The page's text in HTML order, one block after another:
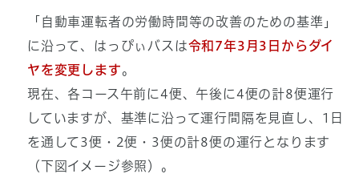
「自動車運転者の労働時間等の改善のための基準」
に沿って、はっぴぃバスは令和7年3月3日からダイ
ヤを変更します。
現在、各コース午前に4便、午後に4便の計8便運行
していますが、基準に沿って運行間隔を見直し、1日
を通して3便・2便・3便の計8便の運行となります
（下図イメージ参照）。